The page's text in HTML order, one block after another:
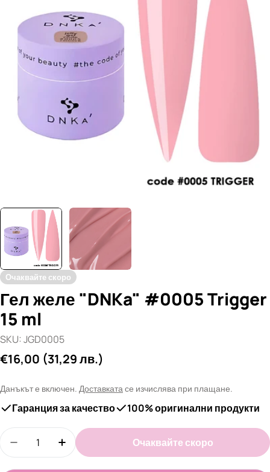
медия 0 в прозорец
Очаквайте скоро
Гел желе "DNKa" #0005 Trigger
15 ml
SKU: JGD0005
Редовна
€16,00 (31,29 лв.)
Данъкът е включен. Доставката се изчислява при плащане.
Гаранция за качество 100% оригинални продукти
Намали количеството за Гел желе
Увеличи количеството за Гел желе
Очаквайте скоро